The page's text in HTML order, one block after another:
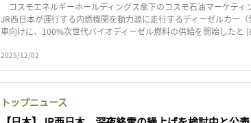
コスモエネルギーホールディングス傘下のコスモ石油マーケティ
JR西日本が運行する内燃機関を動力源に走行するディーゼルカー
車向けに、100%次世代バイオディーゼル燃料の供給を開始したと
2025/12/02
トップニュース